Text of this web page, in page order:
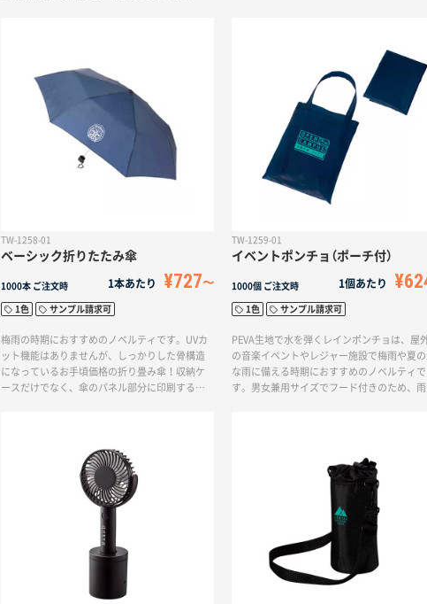
ドリンクホルダーとしてノベルティやグッズ
売品に人気です。ジムの入会特典や店舗のオ
ジナルグッズにおすすめです。
TW-1258-01
ベーシック折りたたみ傘
1000本 ご注文時 1本あたり ¥727
1色 サンプル請求可
梅雨の時期におすすめのノベルティです。UVカ
ット機能はありませんが、しっかりした骨構造
になっているお手頃価格の折り畳み傘！収納ケ
ースだけでなく、傘のパネル部分に印刷するこ
爪を気にせず開閉可能です。ネイビー、ブラッ
ク、カーキの落ち着いた使いやすい3色展開から
選ぶことができます。
TW-1259-01
イベントポンチョ（ポーチ付）
1000個 ご注文時 1個あたり
1色 サンプル請求可
PEVA生地で水を弾くレインポンチョは、屋
の音楽イベントやレジャー施設で梅雨や夏の
な雨に備える時期におすすめのノベルティで
す。男女兼用サイズでフード付きのため、雨